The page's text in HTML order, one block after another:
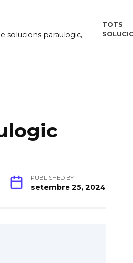
solucions paraulogic,
TOTS
PUBLISHED BY
setembre 25, 2024